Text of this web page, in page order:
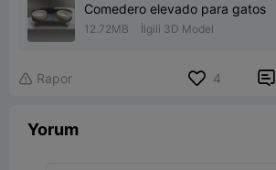
Comedero elevado para gatos
12.72MB İlgili 3D Model
 Rapor 4 
Yorum